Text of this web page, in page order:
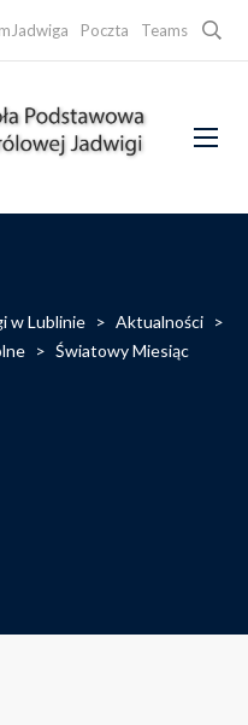
mJadwiga Poczta Teams
w Lublinie > Aktualności >
> Światowy Miesiąc